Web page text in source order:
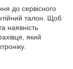
до сервісного
талон. Щоб
наявність
який